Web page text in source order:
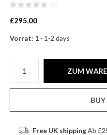
£295.00
Vorrat: 1 - 1-2 days
ZUM
Free UK shippingAb